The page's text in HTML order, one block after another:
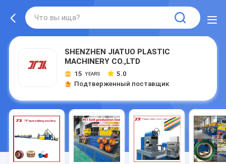
SHENZHEN JIATUO PLASTIC
MACHINERY CO.,LTD
15 YEARS
5.0
Подтверженный поставщик